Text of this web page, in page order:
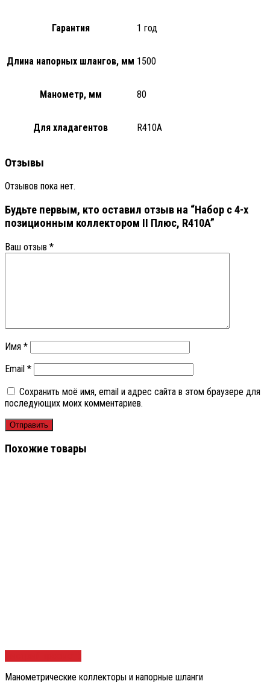
Гарантия 1 год
Длина напорных шлангов, мм 1500
Манометр, мм 80
Для хладагентов R410A
Отзывы
Отзывов пока нет.
Будьте первым, кто оставил отзыв на “Набор с 4-х
позиционным коллектором II Плюс, R410A”
Ваш отзыв *
Имя *
Email *
Сохранить моё имя, email и адрес сайта в этом браузере для
последующих моих комментариев.
Похожие товары
Манометрические коллекторы и напорные шланги